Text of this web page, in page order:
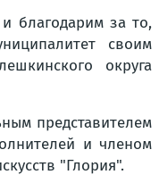
благодарим за то,
своим
округа
представителем
и членом
"Глория".